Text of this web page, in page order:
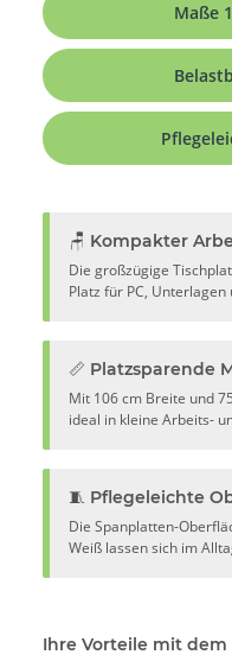
Maße
🪑 Kompakter
Die großzügige
Platz für PC,
📏 Platzsparende
Mit 106 cm Breite und
ideal in kleine Arbeits-
🧵 Pflegeleichte
Die Spanplatten-
Weiß lassen sich im
Ihre Vorteile mit dem